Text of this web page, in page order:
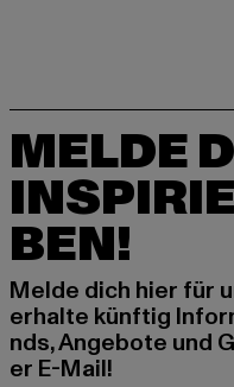
MELDE
BEN!
Melde dich hier für
erhalte künftig
nds, Angebote und
er E-Mail!